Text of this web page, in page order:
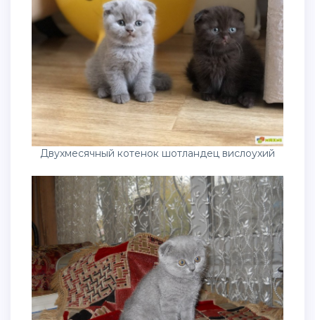
Двухмесячный котенок шотландец вислоухий